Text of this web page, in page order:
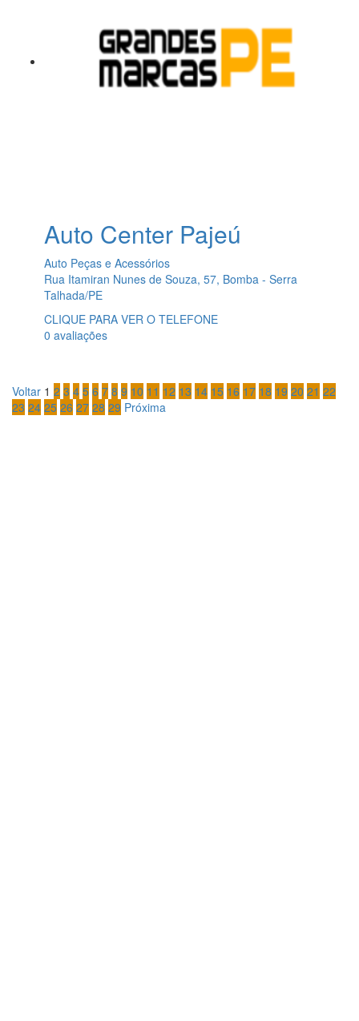
Auto Center Pajeú
Auto Peças e Acessórios
Rua Itamiran Nunes de Souza, 57, Bomba - Serra
Talhada/PE
CLIQUE PARA VER O TELEFONE
0 avaliações
Voltar 1 2 3 4 5 6 7 8 9 10 11 12 13 14 15 16 17 18 19 20 21 22
23 24 25 26 27 28 29 Próxima